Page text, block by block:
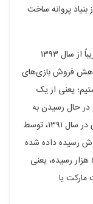
پروانه ساخت
وی ادامه داد: از زمان دیجیتال شدن بازار که تقریباً از سال ۱۳۹۳
فروش بازی‌های
یعنی از یک
حال رسیدن به
فضای ۱۰۰ درصد دیجیتال هستیم. از لحاظ آماری در سال ۱۳۹۱، توسط
فروش رسیده داده شده
و این عدد در سال گذشته، به چهار میلیون و ۵۰۰ هزار رسیده، یعنی
یا